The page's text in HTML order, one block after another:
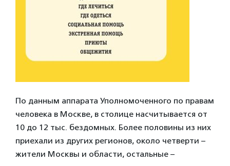
По данным аппарата Уполномоченного по правам
человека в Москве, в столице насчитывается от
10 до 12 тыс. бездомных. Более половины из них
приехали из других регионов, около четверти –
жители Москвы и области, остальные –